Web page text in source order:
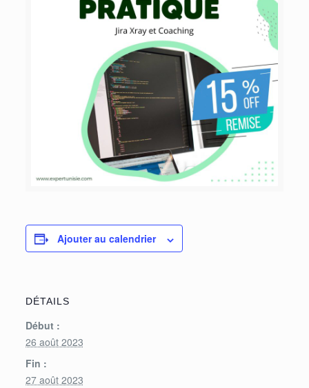
Ajouter au calendrier
DÉTAILS
Début :
26 août 2023
Fin :
27 août 2023